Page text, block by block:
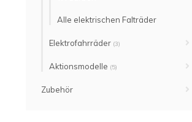
Alle elektrischen Falträder
Elektrofahrräder (3)
Aktionsmodelle (5)
Zubehör